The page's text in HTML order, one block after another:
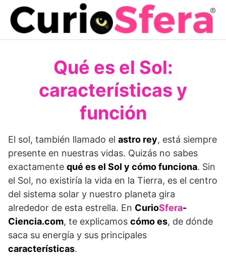
Saltar
contenido
Qué es el Sol:
características y
función
El sol, también llamado el astro rey, está siempre
presente en nuestras vidas. Quizás no sabes
exactamente qué es el Sol y cómo funciona. Sin
el Sol, no existiría la vida en la Tierra, es el centro
del sistema solar y nuestro planeta gira
alrededor de esta estrella. En CurioSfera-
Ciencia.com, te explicamos cómo es, de dónde
saca su energía y sus principales
características.